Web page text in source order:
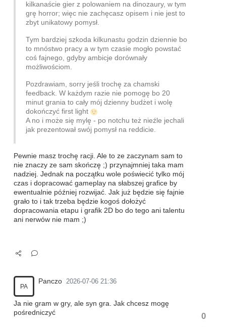
kilkanaście gier z polowaniem na dinozaury, w tym
grę horror; więc nie zachęcasz opisem i nie jest to
zbyt unikatowy pomysł.
Tym bardziej szkoda kilkunastu godzin dziennie bo
to mnóstwo pracy a w tym czasie mogło powstać
coś fajnego, gdyby ambicje dorównały
możliwościom.
Pozdrawiam, sorry jeśli trochę za chamski
feedback. W każdym razie nie pomogę bo 20
minut grania to cały mój dzienny budżet i wolę
dokończyć first light
A no i może się mylę - po notchu też nieźle jechali
jak prezentował swój pomysł na reddicie.
Pewnie masz trochę racji. Ale to ze zaczynam sam to
nie znaczy ze sam skończę ;) przynajmniej taka mam
nadziej. Jednak na początku wole poświecić tylko mój
czas i dopracować gameplay na słabszej grafice by
ewentualnie później rozwijać. Jak już będzie się fajnie
grało to i tak trzeba będzie kogoś dołożyć
dopracowania etapu i grafik 2D bo do tego ani talentu
ani nerwów nie mam ;)
PA
Panczo 2026-07-06 21:36
0
Ja nie gram w gry, ale syn gra. Jak chcesz mogę
pośredniczyć